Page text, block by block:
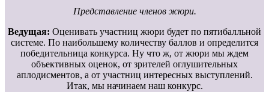
Представление членов жюри.
Ведущая: Оценивать участниц жюри будет по пятибалльной
системе. По наибольшему количеству баллов и определится
победительница конкурса. Ну что ж, от жюри мы ждем
объективных оценок, от зрителей оглушительных
аплодисментов, а от участниц интересных выступлений.
Итак, мы начинаем наш конкурс.